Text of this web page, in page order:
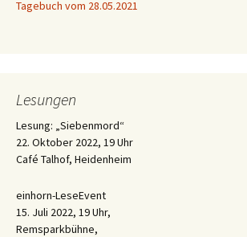
Tagebuch vom 28.05.2021
Lesungen
Lesung: „Siebenmord“
22. Oktober 2022, 19 Uhr
Café Talhof, Heidenheim
einhorn-LeseEvent
15. Juli 2022, 19 Uhr,
Remsparkbühne,